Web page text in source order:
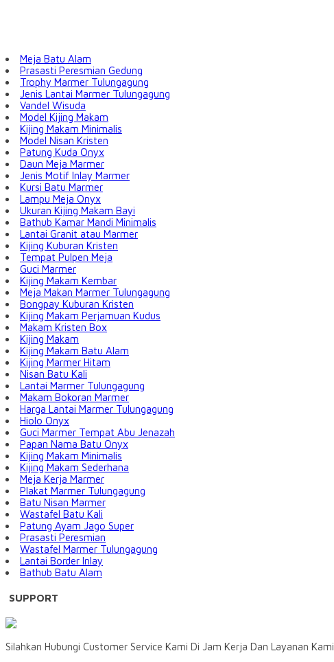
Meja Batu Alam
Prasasti Peresmian Gedung
Trophy Marmer Tulungagung
Jenis Lantai Marmer Tulungagung
Vandel Wisuda
Model Kijing Makam
Kijing Makam Minimalis
Model Nisan Kristen
Patung Kuda Onyx
Daun Meja Marmer
Jenis Motif Inlay Marmer
Kursi Batu Marmer
Lampu Meja Onyx
Ukuran Kijing Makam Bayi
Bathub Kamar Mandi Minimalis
Lantai Granit atau Marmer
Kijing Kuburan Kristen
Tempat Pulpen Meja
Guci Marmer
Kijing Makam Kembar
Meja Makan Marmer Tulungagung
Bongpay Kuburan Kristen
Kijing Makam Perjamuan Kudus
Makam Kristen Box
Kijing Makam
Kijing Makam Batu Alam
Kijing Marmer Hitam
Nisan Batu Kali
Lantai Marmer Tulungagung
Makam Bokoran Marmer
Harga Lantai Marmer Tulungagung
Hiolo Onyx
Guci Marmer Tempat Abu Jenazah
Papan Nama Batu Onyx
Kijing Makam Minimalis
Kijing Makam Sederhana
Meja Kerja Marmer
Plakat Marmer Tulungagung
Batu Nisan Marmer
Wastafel Batu Kali
Patung Ayam Jago Super
Prasasti Peresmian
Wastafel Marmer Tulungagung
Lantai Border Inlay
Bathub Batu Alam
SUPPORT
Silahkan Hubungi Customer Service Kami Di Jam Kerja Dan Layanan Kami